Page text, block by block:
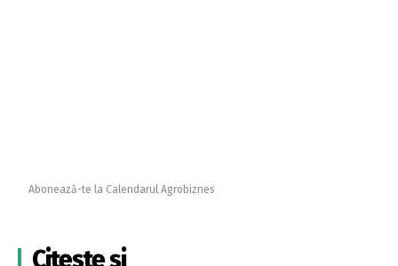
Abonează-te la Calendarul Agrobiznes
Citește și